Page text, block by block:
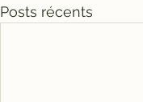
Posts récents